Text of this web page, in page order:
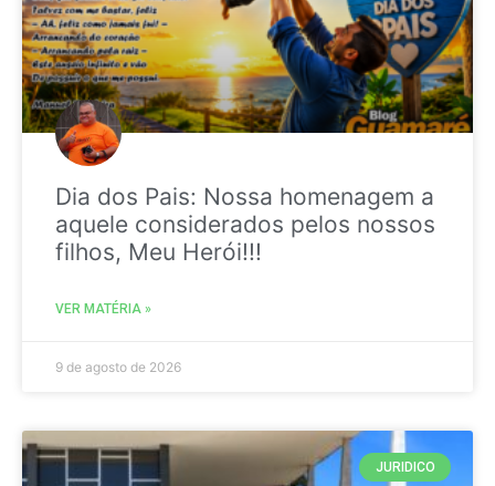
Dia dos Pais: Nossa homenagem a
aquele considerados pelos nossos
filhos, Meu Herói!!!
VER MATÉRIA »
9 de agosto de 2026
JURIDICO